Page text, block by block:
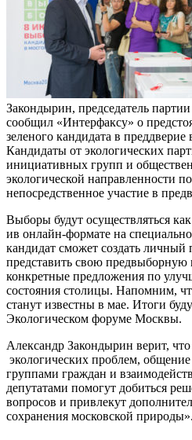
Закондырин, председатель
сообщил «Интерфаксу» о
зеленого кандидата в
Кандидаты от экологических
инициативных групп и
экологической направленности
непосредственное участие в
Выборы будут осуществляться
ив онлайн-формате на
кандидат сможет создать
представить свою
конкретные предложения по
состояния столицы. Напомним,
станут известны в мае. Итоги
Экологическом форуме Москвы.
Александр Закондырин верит,
экологических проблем,
группами граждан и
депутатами помогут добиться
вопросов и привлекут
сохранения московской природы».